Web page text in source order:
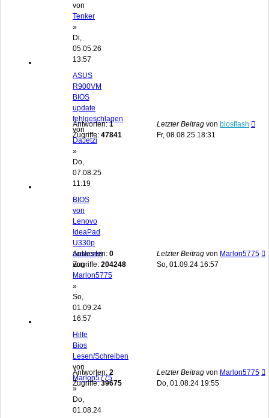
von
Tenker
»
Di,
05.05.26
13:57
ASUS
R900VM
BIOS
update
fehlgeschlagen
von
DaJetzi
»
Do,
07.08.25
11:19
Antworten:1
Zugriffe: 47841
Letzter Beitrag von biosflash
Fr, 08.08.25 18:31
BIOS
von
Lenovo
IdeaPad
U330p
auslesen
von
Marlon5775
»
So,
01.09.24
16:57
Antworten: 0
Zugriffe: 204248
Letzter Beitrag von Marlon5775
So, 01.09.24 16:57
Hilfe
Bios
Lesen/Schreiben
von
Marlon5775
»
Do,
01.08.24
Antworten: 2
Zugriffe:39675
Letzter Beitrag von Marlon5775
Do, 01.08.24 19:55